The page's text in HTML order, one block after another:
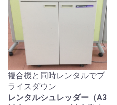
複合機と同時レンタルでプ
ライスダウン
レンタルシュレッダー（A3